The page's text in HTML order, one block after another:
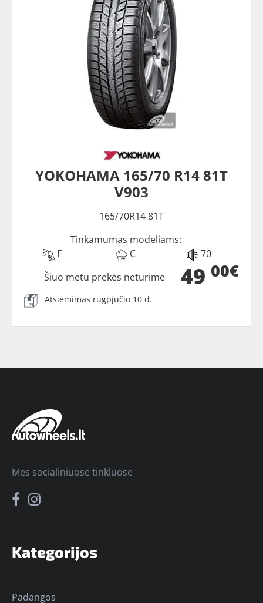
YOKOHAMA 165/70 R14 81T
V903
165/70R14 81T
Tinkamumas modeliams:
F
C 70
49 00€
Šiuo metu prekės neturime
Atsiėmimas rugpjūčio 10 d.
Kategorijos
Padangos
Mes socialiniuose tinkluose